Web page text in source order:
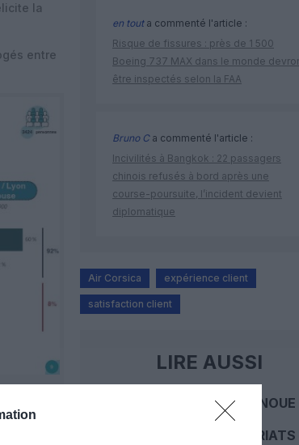
la
entre
en touta commenté l'article :
Risque de fissures : près de 1 500
Boeing 737 MAX dans le monde
être inspectés selon la FAA
Bruno Ca commenté l'article :
Incivilités à Bangkok : 22 passagers
chinois refusés à bord après une
course-poursuite, l’incident devient
diplomatique
Air Corsica expérience client
satisfaction client
LIRE AUSSI
AIRCALIN NOUE
DES
PARTENARIATS